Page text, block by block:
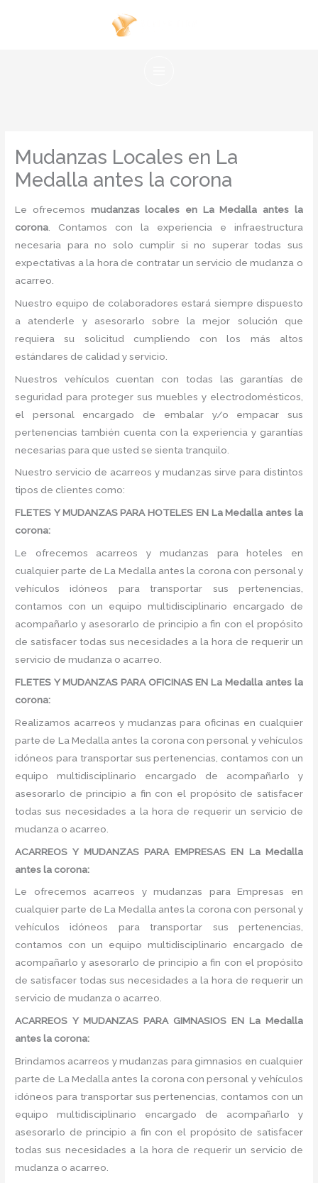
Mudanzas Locales en La
Medalla antes la corona
Le ofrecemos mudanzas locales en La Medalla antes la
corona . Contamos con la experiencia e infraestructura
necesaria para no solo cumplir si no superar todas sus
expectativas a la hora de contratar un servicio de mudanza o
acarreo.
Nuestro equipo de colaboradores estará siempre dispuesto
a atenderle y asesorarlo sobre la mejor solución que
requiera su solicitud cumpliendo con los más altos
estándares de calidad y servicio.
Nuestros vehículos cuentan con todas las garantías de
seguridad para proteger sus muebles y electrodomésticos,
el personal encargado de embalar y/o empacar sus
pertenencias también cuenta con la experiencia y garantías
necesarias para que usted se sienta tranquilo.
Nuestro servicio de acarreos y mudanzas sirve para distintos
tipos de clientes como:
FLETES Y MUDANZAS PARA HOTELES EN La Medalla antes la
corona:
Le ofrecemos acarreos y mudanzas para hoteles en
cualquier parte de La Medalla antes la corona con personal y
vehículos idóneos para transportar sus pertenencias,
contamos con un equipo multidisciplinario encargado de
acompañarlo y asesorarlo de principio a fin con el propósito
de satisfacer todas sus necesidades a la hora de requerir un
servicio de mudanza o acarreo.
FLETES Y MUDANZAS PARA OFICINAS EN La Medalla antes la
corona:
Realizamos acarreos y mudanzas para oficinas en cualquier
parte de La Medalla antes la corona con personal y vehículos
idóneos para transportar sus pertenencias, contamos con un
equipo multidisciplinario encargado de acompañarlo y
asesorarlo de principio a fin con el propósito de satisfacer
todas sus necesidades a la hora de requerir un servicio de
mudanza o acarreo.
ACARREOS Y MUDANZAS PARA EMPRESAS EN La Medalla
antes la corona:
Le ofrecemos acarreos y mudanzas para Empresas en
cualquier parte de La Medalla antes la corona con personal y
vehículos idóneos para transportar sus pertenencias,
contamos con un equipo multidisciplinario encargado de
acompañarlo y asesorarlo de principio a fin con el propósito
de satisfacer todas sus necesidades a la hora de requerir un
servicio de mudanza o acarreo.
ACARREOS Y MUDANZAS PARA GIMNASIOS EN La Medalla
antes la corona:
Brindamos acarreos y mudanzas para gimnasios en cualquier
parte de La Medalla antes la corona con personal y vehículos
idóneos para transportar sus pertenencias, contamos con un
equipo multidisciplinario encargado de acompañarlo y
asesorarlo de principio a fin con el propósito de satisfacer
todas sus necesidades a la hora de requerir un servicio de
mudanza o acarreo.